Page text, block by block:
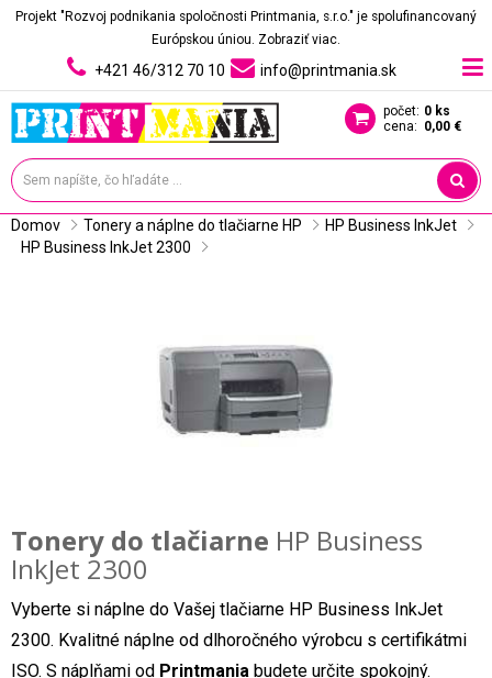
Projekt "Rozvoj podnikania spoločnosti Printmania, s.r.o." je spolufinancovaný
Európskou úniou. Zobraziť viac.
+421 46/312 70 10 info@printmania.sk
počet: 0 ks
cena: 0,00 €
Domov Tonery a náplne do tlačiarne HP
HP Business InkJet
HP Business InkJet 2300
Tonery do tlačiarne HP Business
InkJet 2300
Vyberte si náplne do Vašej tlačiarne HP Business InkJet
2300. Kvalitné náplne od dlhoročného výrobcu s certifikátmi
ISO. S náplňami od Printmania budete určite spokojný.